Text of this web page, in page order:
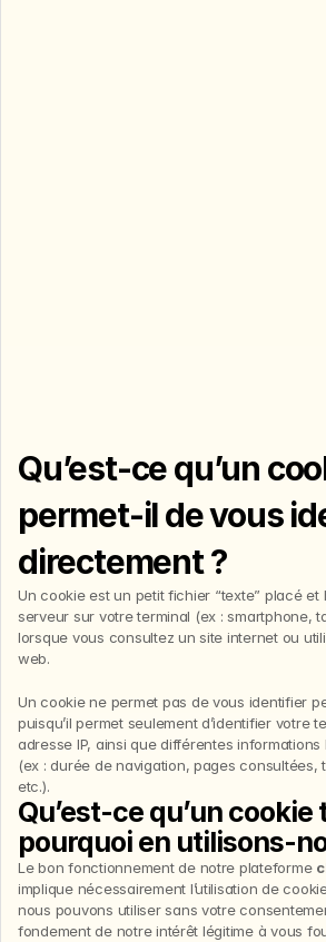
www.studentpop.fr
Qu’est-ce qu’un
permet-il de vous
directement ?
Un cookie est un petit fichier “texte” placé et
serveur sur votre terminal (ex : smartphone,
lorsque vous consultez un site internet ou
web.
Un cookie ne permet pas de vous identifier
puisqu’il permet seulement d’identifier votre
adresse IP, ainsi que différentes
(ex : durée de navigation, pages consultées,
etc.).
Qu’est-ce qu’un
pourquoi en utilisons-
Le bon fonctionnement de notre plateforme
implique nécessairement l’utilisation de
nous pouvons utiliser sans votre
fondement de notre intérêt légitime à vous